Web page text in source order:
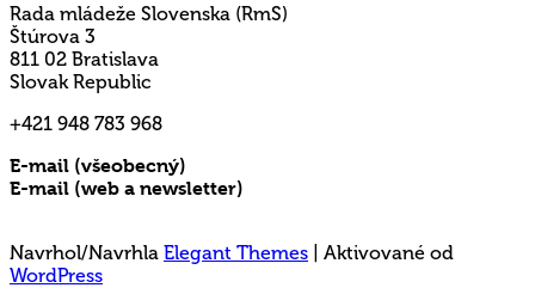
Rada mládeže Slovenska (RmS)
Štúrova 3
811 02 Bratislava
Slovak Republic
+421 948 783 968
E-mail (všeobecný)
E-mail (web a newsletter)
Navrhol/Navrhla Elegant Themes | Aktivované od
WordPress